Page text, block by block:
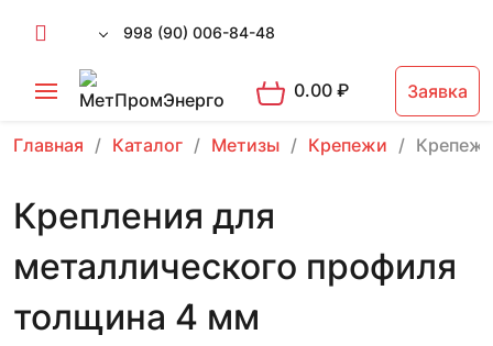
998 (90) 006-84-48
0.00₽ Заявка
Главная Каталог Метизы Крепежи Крепеж
Крепления для
металлического профиля
толщина 4 мм